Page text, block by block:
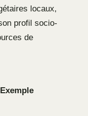
locaux,
profil socio-
de
Exemple